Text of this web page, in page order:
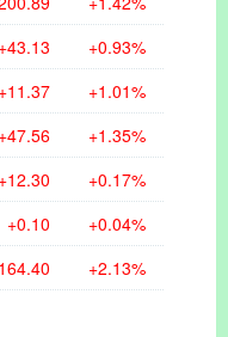
+43.13 +0.93%
+11.37 +1.01%
+47.56 +1.35%
+12.30 +0.17%
+0.10 +0.04%
+2.13%